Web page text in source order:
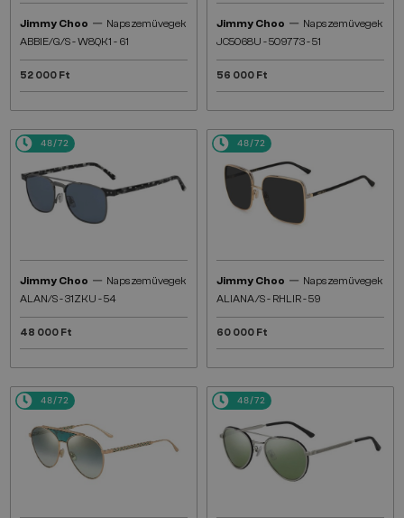
Jimmy Choo — Napszemüvegek
ABBIE/G/S - W8QK1 - 61
52 000 Ft
Jimmy Choo — Napszemüvegek
JC5068U - 509773 - 51
56 000 Ft
48/72
Jimmy Choo — Napszemüvegek
ALAN/S - 31ZKU - 54
48 000 Ft
48/72
Jimmy Choo — Napszemüvegek
ALIANA/S - RHLIR - 59
60 000 Ft
48/72 48/72